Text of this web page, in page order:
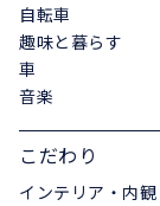
自転車
趣味と暮らす
車
音楽
こだわり
インテリア・内観